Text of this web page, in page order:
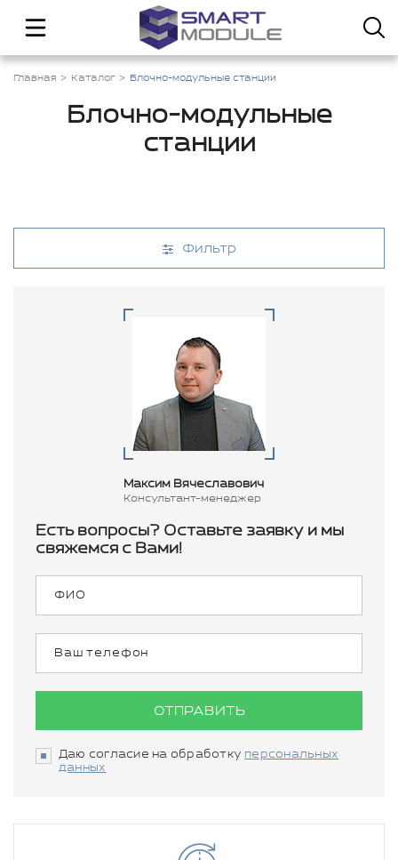
Главная Каталог Блочно-модульные станции
Блочно-модульные
станции
Фильтр
Максим Вячеславович
Консультант-менеджер
Есть вопросы? Оставьте заявку и мы
свяжемся с Вами!
ОТПРАВИТЬ
Даю согласие на обработку персональных
данных